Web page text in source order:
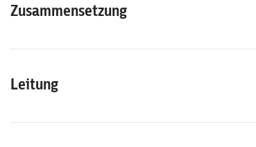
Zusammensetzung
Leitung